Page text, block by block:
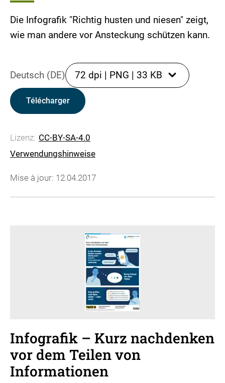
Die Infografik "Richtig husten und niesen" zeigt,
wie man andere vor Ansteckung schützen kann.
Deutsch (DE) 72 dpi | PNG | 33 KB
Télécharger
Lizenz: CC-BY-SA-4.0
Verwendungshinweise
Mise à jour: 12.04.2017
Infografik – Kurz nachdenken
vor dem Teilen von
Informationen